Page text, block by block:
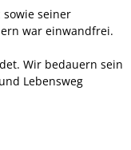
sowie seiner
war einwandfrei.
Wir bedauern sein
Lebensweg